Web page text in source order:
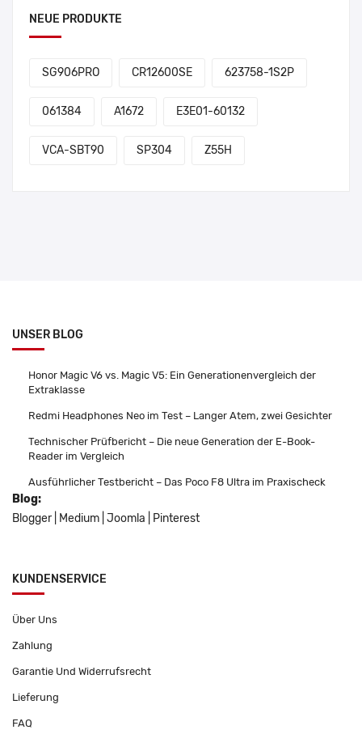
NEUE PRODUKTE
SG906PRO CR12600SE 623758-1S2P
061384 A1672 E3E01-60132
VCA-SBT90 SP304 Z55H
UNSER BLOG
Honor Magic V6 vs. Magic V5: Ein Generationenvergleich der
Extraklasse
Redmi Headphones Neo im Test – Langer Atem, zwei Gesichter
Technischer Prüfbericht – Die neue Generation der E-Book-
Reader im Vergleich
Ausführlicher Testbericht – Das Poco F8 Ultra im Praxischeck
Blog:
Blogger
Medium Joomla Pinterest
KUNDENSERVICE
Über Uns
Zahlung
Garantie Und Widerrufsrecht
Lieferung
FAQ